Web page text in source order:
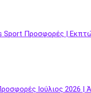
Sport Προσφορές |
Ιούλιος 2026 |